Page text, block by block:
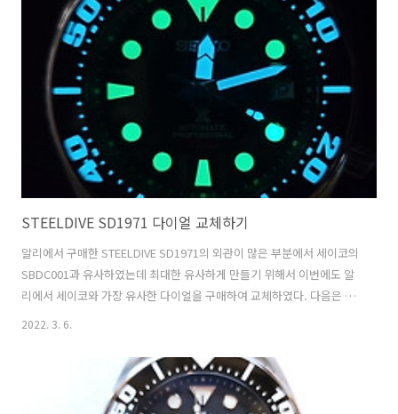
STEELDIVE SD1971 다이얼 교체하기
알리에서 구매한 STEELDIVE SD1971의 외관이 많은 부분에서 세이코의
SBDC001과 유사하였는데 최대한 유사하게 만들기 위해서 이번에도 알
리에서 세이코와 가장 유사한 다이얼을 구매하여 교체하였다. 다음은 알
리에서 구매한 세이코 다이얼(정품 아님)인데 만듦새가 꽤나 훌륭하다.
SD1971의 모습 다이얼을 교체하기 위한 공구와 재료들이 모두 준비 되
었다. 다음은 작업 순서에 따라 교체 작업 과정 중에 찍은 사진들이다. 기
존 다이얼의 야광과 달리 색상은 초록색이다. 오히려 오리지널의 전체 파
2022. 3. 6.